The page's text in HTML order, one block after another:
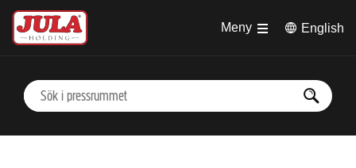
Hoppa till huvudinnehåll
Meny
English